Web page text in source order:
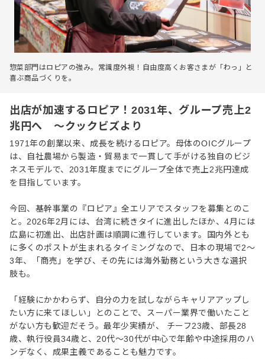
惣菜部門はロピアの強み。常識度外視！自由度高くお客さまが「わっ」と
喜ぶ商品づくりを。
出店が加速するロピア！2031年、グループ売上2
兆円へ ～クックビズより
1971年の創業以来、成長を続けるロピア。母体のOICグループ
は、自社農場から製造・貿易まで一貫して手がける独自のビジ
ネスモデルで、2031年度までにグループ全体で売上2兆円達成
を目指しています。
今回、基幹事業の『ロピア』全エリアでスタッフを募集とのこ
と。2026年2月には、台湾に続きタイに進出したほか、4月には
広島に初進出、出店計画は順調に進行しています。国内外とも
に多くのポストが生まれるタイミングなので、日本の現場で2〜
3年、「商売」を学び、その先には海外勤務という大きな選択
肢も。
「経験にかかわらず、自分の力を試しながらキャリアアップし
たい方に来てほしい」とのことで、スーパー業界で働いたこと
がない方も歓迎だそう。最年少実績が、 チーフ23歳、部長28
歳、執行役員34歳と、20代〜30代が中心で年齢や中途採用のハ
ンデなく、成果主義であることも魅力です。